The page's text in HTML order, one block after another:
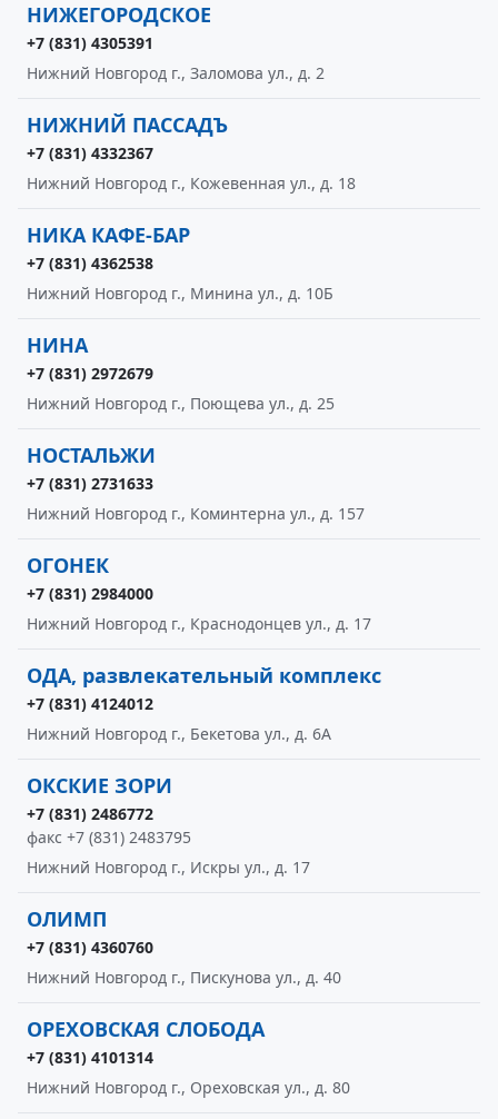
НИЖЕГОРОДСКОЕ
+7 (831) 4305391
Нижний Новгород г., Заломова ул., д. 2
НИЖНИЙ ПАССАДЪ
+7 (831) 4332367
Нижний Новгород г., Кожевенная ул., д. 18
НИКА КАФЕ-БАР
+7 (831) 4362538
Нижний Новгород г., Минина ул., д. 10Б
НИНА
+7 (831) 2972679
Нижний Новгород г., Поющева ул., д. 25
НОСТАЛЬЖИ
+7 (831) 2731633
Нижний Новгород г., Коминтерна ул., д. 157
ОГОНЕК
+7 (831) 2984000
Нижний Новгород г., Краснодонцев ул., д. 17
ОДА, развлекательный комплекс
+7 (831) 4124012
Нижний Новгород г., Бекетова ул., д. 6А
ОКСКИЕ ЗОРИ
+7 (831) 2486772
факс +7 (831) 2483795
Нижний Новгород г., Искры ул., д. 17
ОЛИМП
+7 (831) 4360760
Нижний Новгород г., Пискунова ул., д. 40
ОРЕХОВСКАЯ СЛОБОДА
+7 (831) 4101314
Нижний Новгород г., Ореховская ул., д. 80